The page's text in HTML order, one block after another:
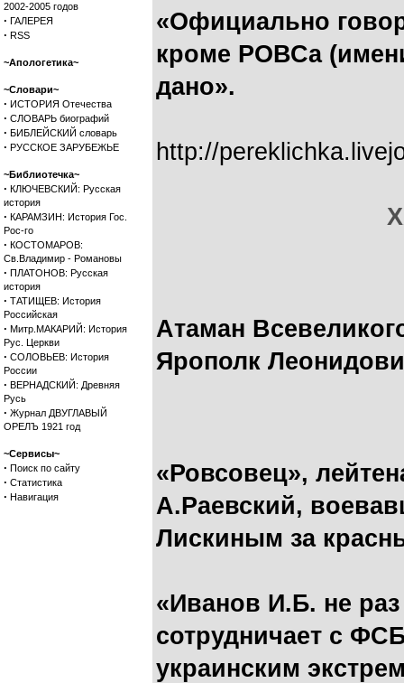
2002-2005 годов
· ГАЛЕРЕЯ
· RSS
~Апологетика~
~Словари~
· ИСТОРИЯ Отечества
· СЛОВАРЬ биографий
· БИБЛЕЙСКИЙ словарь
· РУССКОЕ ЗАРУБЕЖЬЕ
~Библиотечка~
· КЛЮЧЕВСКИЙ: Русская
история
· КАРАМЗИН: История Гос.
Рос-го
· КОСТОМАРОВ:
Св.Владимир - Романовы
· ПЛАТОНОВ: Русская
история
· ТАТИЩЕВ: История
Российская
· Митр.МАКАРИЙ: История
Рус. Церкви
· СОЛОВЬЕВ: История
России
· ВЕРНАДСКИЙ: Древняя
Русь
· Журнал ДВУГЛАВЫЙ
ОРЕЛЪ 1921 год
~Сервисы~
· Поиск по сайту
· Статистика
· Навигация
«Официально
кроме РОВСа
дано».
http://
Атаман
Ярополк
«Ровсовец»,
А.Раевский,
Лискиным за
«Иванов И.Б. не
сотрудничает с
украинским